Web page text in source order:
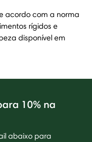
acordo com a norma
rígidos e
disponível em
10% na
abaixo para